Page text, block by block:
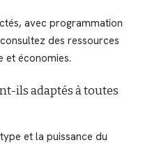
avec programmation
des ressources
et économies.
ils adaptés à toutes
et la puissance du